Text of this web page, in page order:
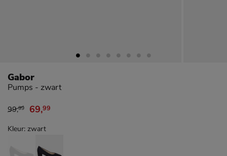
Gabor
Pumps - zwart
van € 99,99 voor € 69,99
99,99 69,99
Kleur: zwart